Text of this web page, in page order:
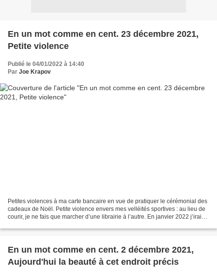
En un mot comme en cent. 23 décembre 2021,
Petite violence
Publié le 04/01/2022 à 14:40
Par Joe Krapov
Petites violences à ma carte bancaire en vue de pratiquer le cérémonial des
cadeaux de Noël. Petite violence envers mes velléités sportives : au lieu de
courir, je ne fais que marcher d’une librairie à l’autre. En janvier 2022 j’irai
En un mot comme en cent. 2 décembre 2021,
Aujourd'hui la beauté à cet endroit précis